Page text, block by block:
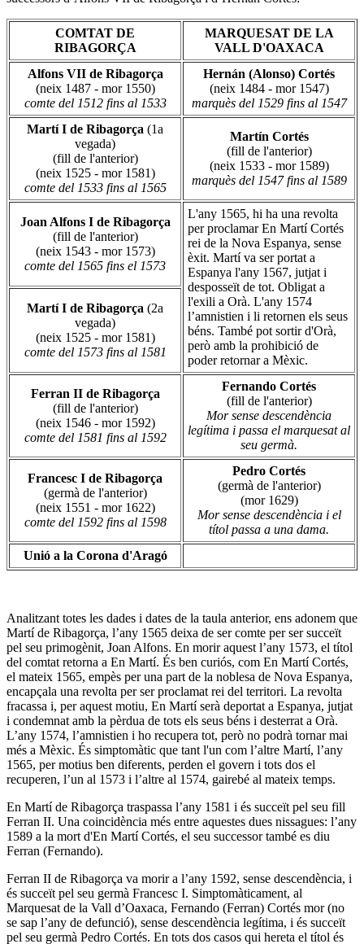
COMTAT DE
RIBAGORÇA
MARQUESAT DE LA
VALL D'OAXACA
Alfons VII de Ribagorça
(neix 1487 - mor 1550)
comte del 1512 fins al 1533
Hernán (Alonso) Cortés
(neix 1484 - mor 1547)
marquès del 1529 fins al 1547
Martí I de Ribagorça (1a
vegada)
(fill de l'anterior)
(neix 1525 - mor 1581)
comte del 1533 fins al 1565
Martín Cortés
(fill de l'anterior)
(neix 1533 - mor 1589)
marquès del 1547 fins al 1589
Joan Alfons I de Ribagorça
(fill de l'anterior)
(neix 1543 - mor 1573)
comte del 1565 fins el 1573
L'any 1565, hi ha una revolta
per proclamar En Martí Cortés
rei de la Nova Espanya, sense
èxit. Martí va ser portat a
Espanya l'any 1567, jutjat i
desposseït de tot. Obligat a
l'exili a Orà. L'any 1574
l’amnistien i li retornen els seus
béns. També pot sortir d'Orà,
però amb la prohibició de
poder retornar a Mèxic.
Martí I de Ribagorça (2a
vegada)
(neix 1525 - mor 1581)
comte del 1573 fins al 1581
Ferran II de Ribagorça
(fill de l'anterior)
(neix 1546 - mor 1592)
comte del 1581 fins al 1592
Fernando Cortés
(fill de l'anterior)
Mor sense descendència
legítima i passa el marquesat al
seu germà.
Francesc I de Ribagorça
(germà de l'anterior)
(neix 1551 - mor 1622)
comte del 1592 fins al 1598
Pedro Cortés
(germà de l'anterior)
(mor 1629)
Mor sense descendència i el
títol passa a una dama.
Unió a la Corona d'Aragó
Analitzant totes les dades i dates de la taula anterior, ens adonem que
Martí de Ribagorça, l’any 1565 deixa de ser comte per ser succeït
pel seu primogènit, Joan Alfons. En morir aquest l’any 1573, el títol
del comtat retorna a En Martí. És ben curiós, com En Martí Cortés,
el mateix 1565, empès per una part de la noblesa de Nova Espanya,
encapçala una revolta per ser proclamat rei del territori. La revolta
fracassa i, per aquest motiu, En Martí serà deportat a Espanya, jutjat
i condemnat amb la pèrdua de tots els seus béns i desterrat a Orà.
L’any 1574, l’amnistien i ho recupera tot, però no podrà tornar mai
més a Mèxic. És simptomàtic que tant l'un com l’altre Martí, l’any
1565, per motius ben diferents, perden el govern i tots dos el
recuperen, l’un al 1573 i l’altre al 1574, gairebé al mateix temps.
En Martí de Ribagorça traspassa l’any 1581 i és succeït pel seu fill
Ferran II. Una coincidència més entre aquestes dues nissagues: l’any
1589 a la mort d'En Martí Cortés, el seu successor també es diu
Ferran (Fernando).
Ferran II de Ribagorça va morir a l’any 1592, sense descendència, i
és succeït pel seu germà Francesc I. Simptomàticament, al
Marquesat de la Vall d’Oaxaca, Fernando (Ferran) Cortés mor (no
se sap l’any de defunció), sense descendència legítima, i és succeït
pel seu germà Pedro Cortés. En tots dos casos qui hereta el títol és